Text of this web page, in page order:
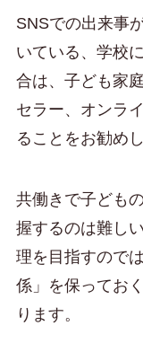
SNSでの出来事
いている、学校
合は、子ども家
セラー、オンラ
ることをお勧めし
共働きで子ども
握するのは難し
理を目指すので
係」を保ってお
ります。